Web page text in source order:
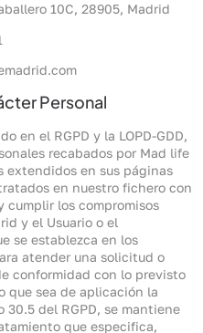
10C, 28905, Madrid
Personal
en el RGPD y la LOPD-GDD,
recabados por Mad life
extendidos en sus páginas
en nuestro fichero con
los compromisos
y el Usuario o el
se establezca en los
atender una solicitud o
conformidad con lo previsto
que sea de aplicación la
del RGPD, se mantiene
que especifica,